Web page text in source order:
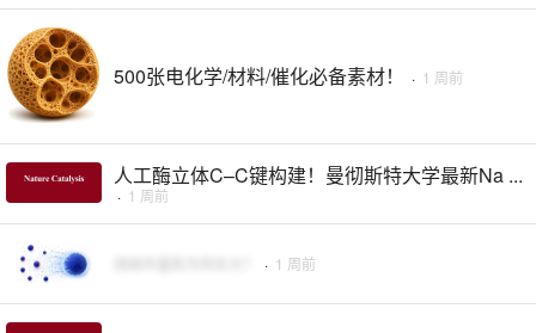
500张电化学/材料/催化必备素材！ · 1 周前
人工酶立体C–C键构建！曼彻斯特大学最新Na ...
· 1 周前
· 1 周前